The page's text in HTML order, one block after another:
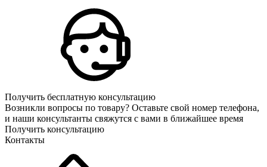
Получить бесплатную консультацию
Возникли вопросы по товару? Оставьте свой номер телефона,
и наши консультанты свяжутся с вами в ближайшее время
Получить консультацию
Контакты